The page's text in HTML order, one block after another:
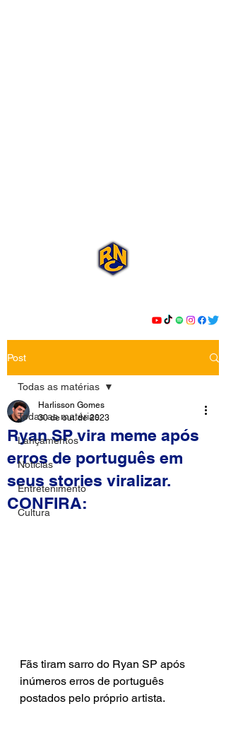
Post
Todas as matérias
Lançamentos
Notícias
Entretenimento
Cultura
Todas as matérias
Ryan SP vira meme após
erros de português em
seus stories viralizar.
CONFIRA:
Harlisson Gomes
30 de out. de 2023
Fãs tiram sarro do Ryan SP após
inúmeros erros de português
postados pelo próprio artista.